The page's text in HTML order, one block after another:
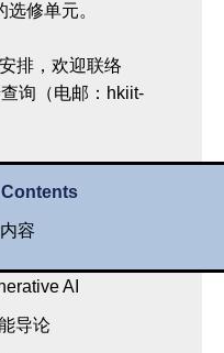
选修单元。
排，欢迎联络
询（电邮：hkiit-
容
AI
导论